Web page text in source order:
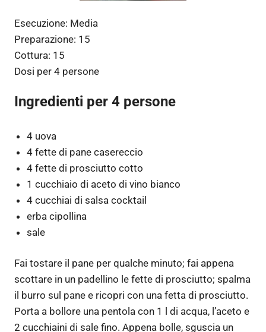
Esecuzione: Media
Preparazione: 15
Cottura: 15
Dosi per 4 persone
Ingredienti per 4 persone
4 uova
4 fette di pane casereccio
4 fette di prosciutto cotto
1 cucchiaio di aceto di vino bianco
4 cucchiai di salsa cocktail
erba cipollina
sale
Fai tostare il pane per qualche minuto; fai appena
scottare in un padellino le fette di prosciutto; spalma
il burro sul pane e ricopri con una fetta di prosciutto.
Porta a bollore una pentola con 1 l di acqua, l’aceto e
2 cucchiaini di sale fino. Appena bolle, sguscia un